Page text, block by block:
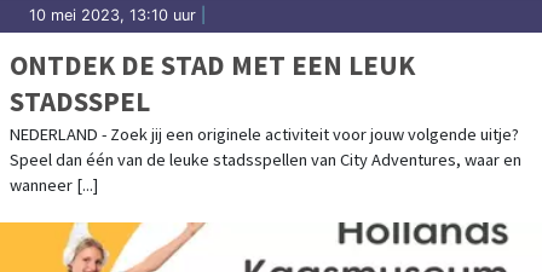
10 mei 2023, 13:10 uur
ONTDEK DE STAD MET EEN LEUK
STADSSPEL
NEDERLAND - Zoek jij een originele activiteit voor jouw volgende uitje?
Speel dan één van de leuke stadsspellen van City Adventures, waar en
wanneer [...]